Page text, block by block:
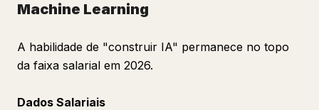
Machine Learning
A habilidade de "construir IA" permanece no topo
da faixa salarial em 2026.
Dados Salariais